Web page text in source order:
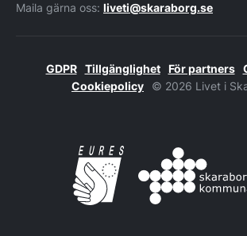
Maila gärna oss: liveti@skaraborg.se
GDPR Tillgänglighet För partners
Cookiepolicy
© 2026 Livet i